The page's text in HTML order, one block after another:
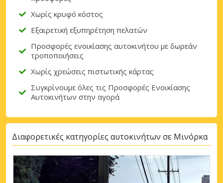
Χωρίς κρυφό κόστος
Εξαιρετική εξυπηρέτηση πελατών
Προσφορές ενοικίασης αυτοκινήτου με δωρεάν
τροποποιήσεις
Χωρίς χρεώσεις πιστωτικής κάρτας
Συγκρίνουμε όλες τις Προσφορές Ενοικίασης
Αυτοκινήτων στην αγορά
Διαφορετικές κατηγορίες αυτοκινήτων σε Μινόρκα